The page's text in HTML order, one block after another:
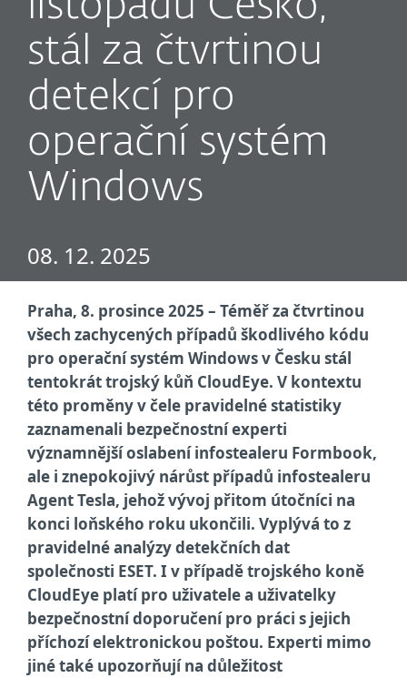
stál za čtvrtinou
detekcí pro
operační systém
Windows
08. 12. 2025
Praha, 8. prosince 2025 – Téměř za čtvrtinou
všech zachycených případů škodlivého kódu
pro operační systém Windows v Česku stál
tentokrát trojský kůň CloudEye. V kontextu
této proměny v čele pravidelné statistiky
zaznamenali bezpečnostní experti
významnější oslabení infostealeru Formbook,
ale i znepokojivý nárůst případů infostealeru
Agent Tesla, jehož vývoj přitom útočníci na
konci loňského roku ukončili. Vyplývá to z
pravidelné analýzy detekčních dat
společnosti ESET. I v případě trojského koně
CloudEye platí pro uživatele a uživatelky
bezpečnostní doporučení pro práci s jejich
příchozí elektronickou poštou. Experti mimo
jiné také upozorňují na důležitost